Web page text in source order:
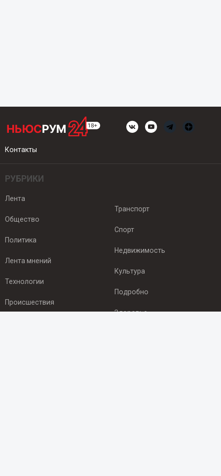
Контакты
РУБРИКИ
Лента
Общество
Политика
Лента мнений
Технологии
Происшествия
Транспорт
Спорт
Недвижимость
Культура
Подробно
Здоровье